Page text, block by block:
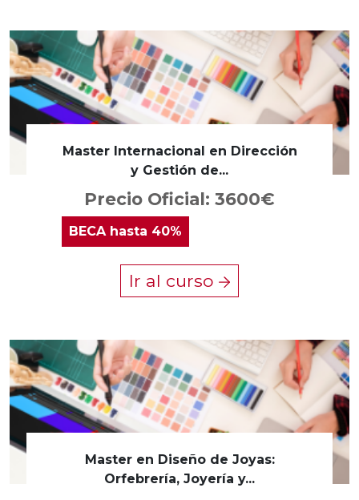
Master Internacional en Dirección
y Gestión de...
Precio Oficial: 3600€
BECA hasta 40%
Ir al curso
Master en Diseño de Joyas:
Orfebrería, Joyería y...